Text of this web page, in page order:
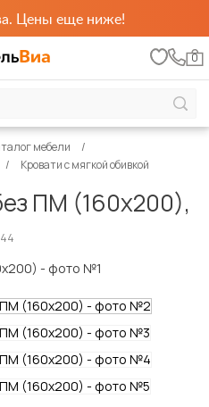
Цены еще ниже!
0
мебели
Кровати с мягкой обивкой
ПМ (160х200),